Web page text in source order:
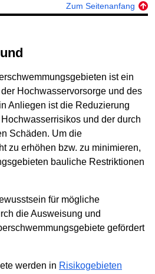
Zum Seitenanfang
ist ein
Hochwasservorsorge und des
Anliegen ist die Reduzierung
und der durch
Schäden. Um die
zu erhöhen bzw. zu minimieren,
bauliche Restriktionen
für mögliche
die Ausweisung und
gefördert
werden in Risikogebieten